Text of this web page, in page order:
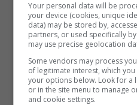
Your personal data will be
your device (cookies, unique
data) may be stored by,
partners, or used specifically
may use precise geolocation
Some vendors may process
of legitimate interest, which
your options below. Look for a
or in the site menu to manage
and cookie settings.